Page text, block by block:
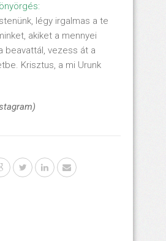
légy irgalmas a te
akiket a mennyei
beavattál, vezess át a
Krisztus, a mi Urunk